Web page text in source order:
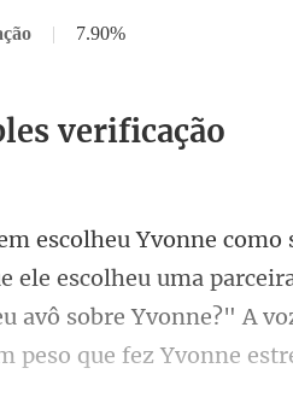
| 7.90%
verificação
ele escolheu uma
avô sobre Yvonne?"